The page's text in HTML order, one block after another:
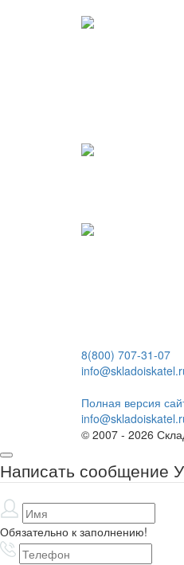
8(800) 707-31-07
Полная версия
© 2007 - 2026
Написать сообщение
Обязательно к заполнению!